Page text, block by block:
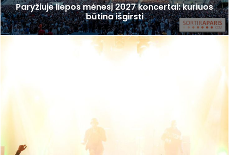
Paryžiuje liepos mėnesį 2027 koncertai: kuriuos
būtina išgirsti